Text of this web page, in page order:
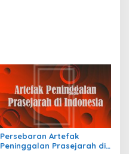
Persebaran Artefak
Peninggalan Prasejarah di